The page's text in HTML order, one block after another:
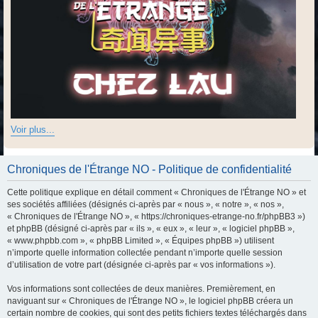
Voir plus...
Chroniques de l'Étrange NO - Politique de confidentialité
Cette politique explique en détail comment « Chroniques de l'Étrange NO » et
ses sociétés affiliées (désignés ci-après par « nous », « notre », « nos »,
« Chroniques de l'Étrange NO », « https://chroniques-etrange-no.fr/phpBB3 »)
et phpBB (désigné ci-après par « ils », « eux », « leur », « logiciel phpBB »,
« www.phpbb.com », « phpBB Limited », « Équipes phpBB ») utilisent
n’importe quelle information collectée pendant n’importe quelle session
d’utilisation de votre part (désignée ci-après par « vos informations »).
Vos informations sont collectées de deux manières. Premièrement, en
naviguant sur « Chroniques de l'Étrange NO », le logiciel phpBB créera un
certain nombre de cookies, qui sont des petits fichiers textes téléchargés dans